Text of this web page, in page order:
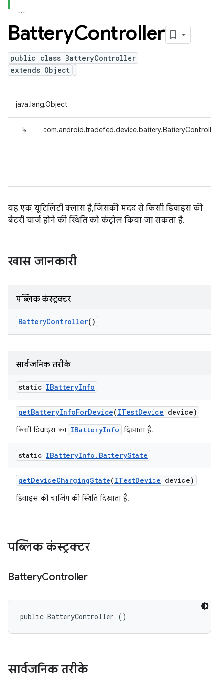
BatteryController
public class BatteryController
extends Object
java.lang.Object
↳ com.android.tradefed.device.battery.BatteryController
यह एक यूटिलिटी क्लास है, जिसकी मदद से किसी डिवाइस की
बैटरी चार्ज होने की स्थिति को कंट्रोल किया जा सकता है.
खास जानकारी
पब्लिक कंस्ट्रक्टर
BatteryController()
सार्वजनिक तरीके
static IBatteryInfo
getBatteryInfoForDevice(ITestDevice device)
किसी डिवाइस का IBatteryInfo दिखाता है.
static IBatteryInfo . BatteryState
getDeviceChargingState(ITestDevice device)
डिवाइस की चार्जिंग की स्थिति दिखाता है.
पब्लिक कंस्ट्रक्टर
BatteryController
public BatteryController ()
सार्वजनिक तरीके